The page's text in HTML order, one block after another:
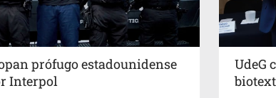
prófugo estadounidense
Interpol
UdeG